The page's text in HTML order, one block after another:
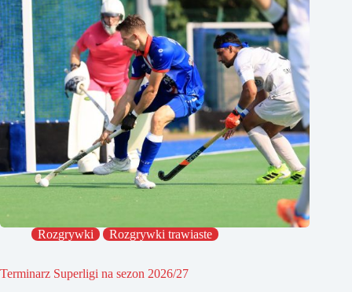
Rozgrywki Rozgrywki trawiaste
Terminarz Superligi na sezon 2026/27